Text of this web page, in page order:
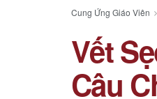
Cung Ứng Giáo Viên
Vết
Câu